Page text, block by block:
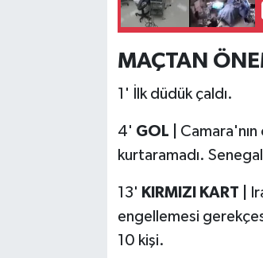
MAÇTAN
1' İlk düdük çaldı.
4' GOL | Camara'nın
kurtaramadı.
13' KIRMIZI KART |
engellemesi
10 kişi.